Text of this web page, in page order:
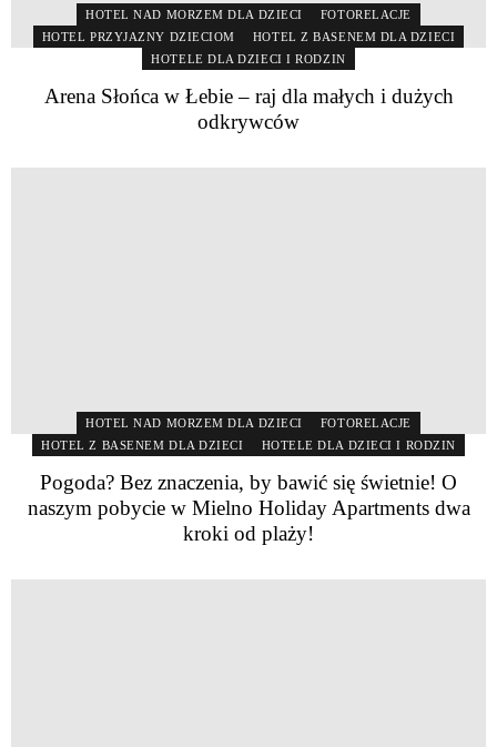
HOTEL NAD MORZEM DLA DZIECI
FOTORELACJE
HOTEL PRZYJAZNY DZIECIOM
HOTEL Z BASENEM DLA DZIECI
HOTELE DLA DZIECI I RODZIN
Arena Słońca w Łebie – raj dla małych i dużych
odkrywców
HOTEL NAD MORZEM DLA DZIECI
FOTORELACJE
HOTEL Z BASENEM DLA DZIECI
HOTELE DLA DZIECI I RODZIN
Pogoda? Bez znaczenia, by bawić się świetnie! O
naszym pobycie w Mielno Holiday Apartments dwa
kroki od plaży!